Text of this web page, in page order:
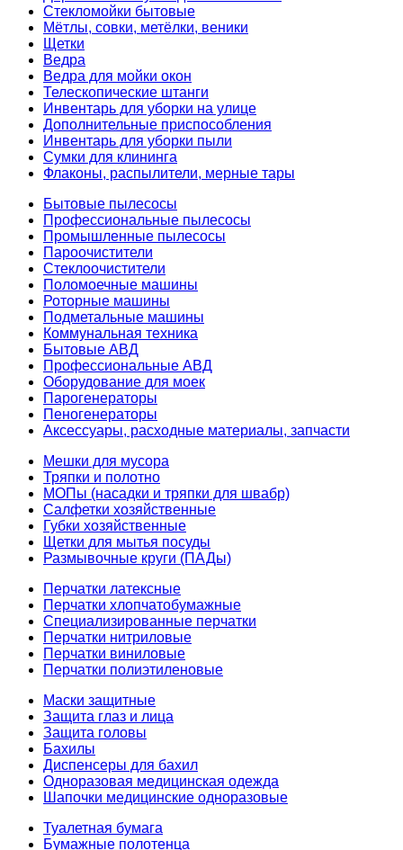
Стекломойки бытовые
Мётлы, совки, метёлки, веники
Щетки
Ведра
Ведра для мойки окон
Телескопические штанги
Инвентарь для уборки на улице
Дополнительные приспособления
Инвентарь для уборки пыли
Сумки для клининга
Флаконы, распылители, мерные тары
Бытовые пылесосы
Профессиональные пылесосы
Промышленные пылесосы
Пароочистители
Стеклоочистители
Поломоечные машины
Роторные машины
Подметальные машины
Коммунальная техника
Бытовые АВД
Профессиональные АВД
Оборудование для моек
Парогенераторы
Пеногенераторы
Аксессуары, расходные материалы, запчасти
Мешки для мусора
Тряпки и полотно
МОПы (насадки и тряпки для швабр)
Салфетки хозяйственные
Губки хозяйственные
Щетки для мытья посуды
Размывочные круги (ПАДы)
Перчатки латексные
Перчатки хлопчатобумажные
Специализированные перчатки
Перчатки нитриловые
Перчатки виниловые
Перчатки полиэтиленовые
Маски защитные
Защита глаз и лица
Защита головы
Бахилы
Диспенсеры для бахил
Одноразовая медицинская одежда
Шапочки медицинские одноразовые
Туалетная бумага
Бумажные полотенца